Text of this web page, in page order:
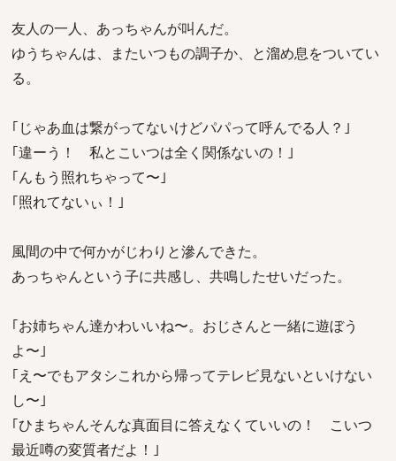
友人の一人、あっちゃんが叫んだ。
ゆうちゃんは、またいつもの調子か、と溜め息をついてい
る。
｢じゃあ血は繋がってないけどパパって呼んでる人？｣
｢違ーう！ 私とこいつは全く関係ないの！｣
｢んもう照れちゃって〜｣
｢照れてないぃ！｣
風間の中で何かがじわりと滲んできた。
あっちゃんという子に共感し、共鳴したせいだった。
｢お姉ちゃん達かわいいね〜。おじさんと一緒に遊ぼう
よ〜｣
｢え〜でもアタシこれから帰ってテレビ見ないといけない
し〜｣
｢ひまちゃんそんな真面目に答えなくていいの！ こいつ
最近噂の変質者だよ！｣